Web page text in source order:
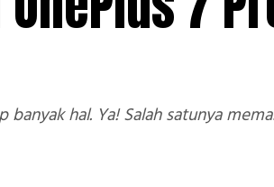
hal. Ya! Salah satunya